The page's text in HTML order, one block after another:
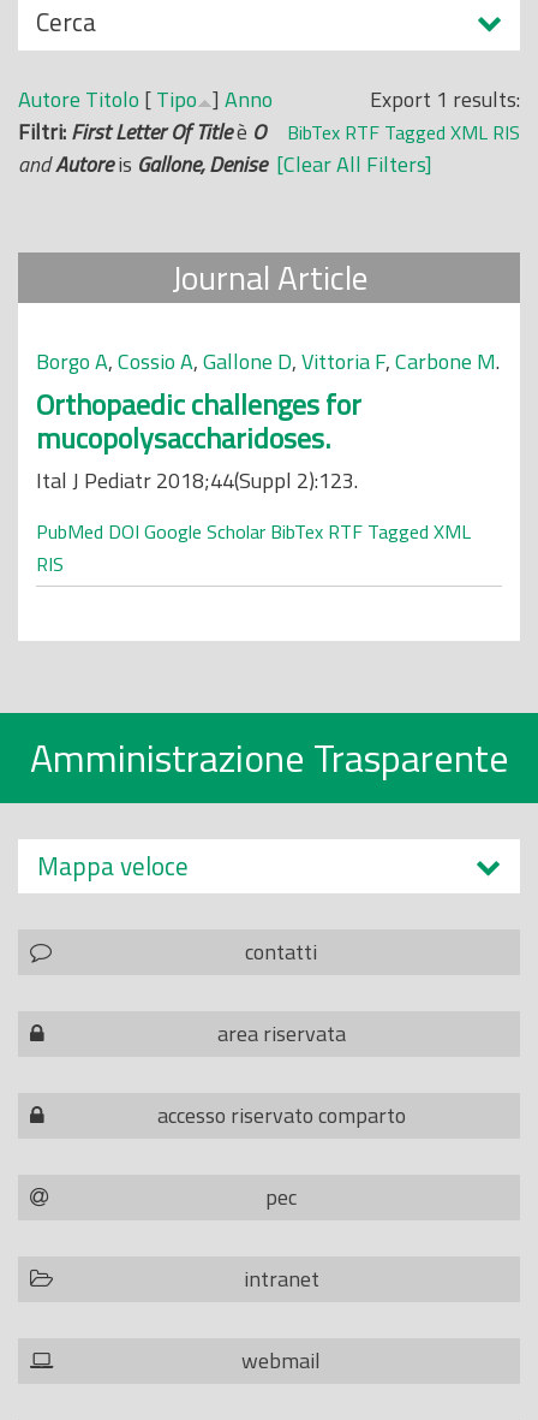
N
a
s
c
o
n
i
Cerca
Export 1 results:
BibTex RTF Tagged XML RIS
Autore Titolo [Tipo ] Anno
Filtri:First Letter Of Titleè O
andAutoreis Gallone, Denise [Clear All Filters]
Journal Article
Borgo A,Cossio A,Gallone D,Vittoria F,Carbone M.
Orthopaedic challenges for
mucopolysaccharidoses.
Ital J Pediatr 2018;44(Suppl 2):123.
PubMed DOI Google Scholar BibTex RTF Tagged XML
RIS
Amministrazione Trasparente
Mappa veloce
contatti
area riservata
accesso riservato comparto
pec
intranet
webmail